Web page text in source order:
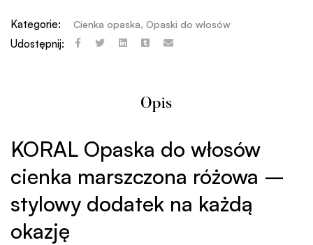
Kategorie: Cienka opaska, Opaski do włosów
Udostępnij:
Opis
KORAL Opaska do włosów
cienka marszczona różowa –
stylowy dodatek na każdą
okazję